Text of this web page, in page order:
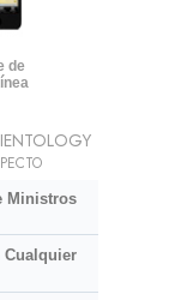
de
Ministros
Cualquier